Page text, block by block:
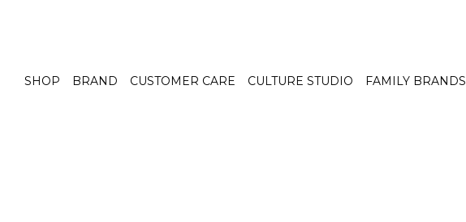
SHOP BRAND CUSTOMER CARE CULTURE STUDIO FAMILY BRANDS